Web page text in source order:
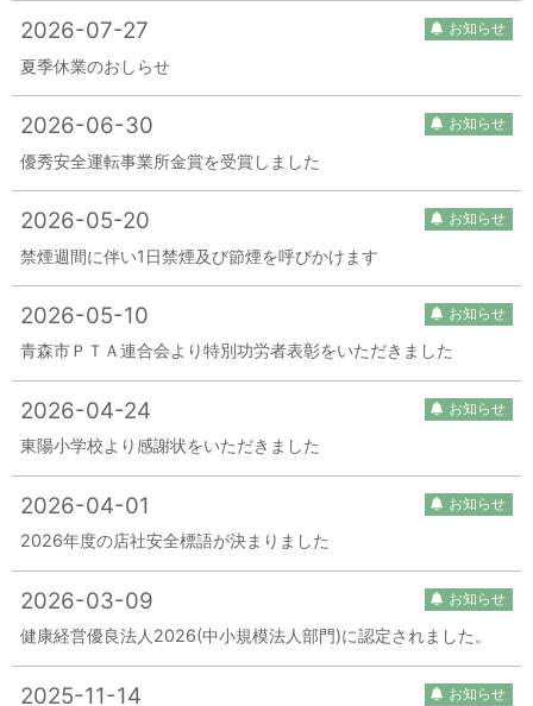
2026-07-27 お知らせ
夏季休業のおしらせ
2026-06-30 お知らせ
優秀安全運転事業所金賞を受賞しました
2026-05-20 お知らせ
禁煙週間に伴い1日禁煙及び節煙を呼びかけます
2026-05-10 お知らせ
青森市ＰＴＡ連合会より特別功労者表彰をいただきました
2026-04-24 お知らせ
東陽小学校より感謝状をいただきました
2026-04-01 お知らせ
2026年度の店社安全標語が決まりました
2026-03-09 お知らせ
健康経営優良法人2026(中小規模法人部門)に認定されました。
2025-11-14 お知らせ